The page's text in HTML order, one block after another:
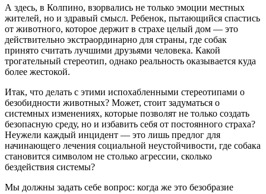
А здесь, в Колпино, взорвались не только эмоции местных
жителей, но и здравый смысл. Ребенок, пытающийся спастись
от животного, которое держит в страхе целый дом — это
действительно экстраординарно для страны, где собак
принято считать лучшими друзьями человека. Какой
трогательный стереотип, однако реальность оказывается куда
более жестокой.
Итак, что делать с этими испохабленными стереотипами о
безобидности животных? Может, стоит задуматься о
системных изменениях, которые позволят не только создать
безопасную среду, но и избавить себя от постоянного страха?
Неужели каждый инцидент — это лишь предлог для
начинающего лечения социальной неустойчивости, где собака
становится символом не столько агрессии, сколько
бездействия системы?
Мы должны задать себе вопрос: когда же это безобразие